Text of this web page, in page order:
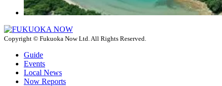
Copyright © Fukuoka Now Ltd. All Rights Reserved.
Guide
Events
Local News
Now Reports